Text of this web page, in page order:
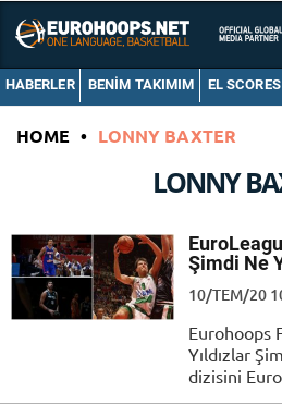
HABERLER BENIM TAKIMIM EL SCORES
HOME • LONNY BAXTER
LONNY
Şimdi Ne
10/TEM/20
Eurohoops
Yıldızlar
dizisini